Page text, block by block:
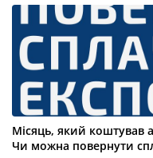
Місяць, який коштував
Чи можна повернути